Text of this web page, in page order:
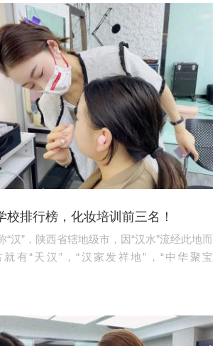
校排行榜，化妆培训前三名！
“汉”，陕西省辖地级市，因“汉水”流经此地而
有“天汉”，“汉家发祥地”，“中华聚宝